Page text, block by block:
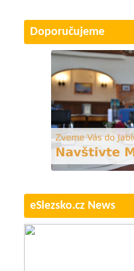
Doporučujeme
eSlezsko.cz News